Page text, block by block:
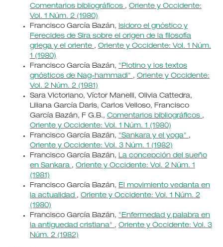
Comentarios bibliográficos , Oriente y Occidente:
Vol. 1 Núm. 2 (1980)
Francisco García Bazán, Isidoro el gnóstico y
Ferecides de Sira sobre el origen de la filosofía
griega y el oriente , Oriente y Occidente: Vol. 1 Núm.
1 (1980)
Francisco García Bazán, "Plotino y los textos
gnósticos de Nag-hammadi" , Oriente y Occidente:
Vol. 2 Núm. 2 (1981)
Sara Victoriano, Víctor Manelli, Olivia Cattedra,
Liliana García Daris, Carlos Velloso, Francisco
García Bazán, F G.B., Comentarios bibliográficos ,
Oriente y Occidente: Vol. 1 Núm. 1 (1980)
Francisco García Bazán, "Sankara y el yoga" ,
Oriente y Occidente: Vol. 3 Núm. 1 (1982)
Francisco García Bazán, La concepción del sueño
en Sankara , Oriente y Occidente: Vol. 2 Núm. 1
(1981)
Francisco García Bazán, El movimiento vedanta en
la actualidad , Oriente y Occidente: Vol. 1 Núm. 2
(1980)
Francisco García Bazán, "Enfermedad y palabra en
la antiguedad cristiana" , Oriente y Occidente: Vol. 3
Núm. 2 (1982)